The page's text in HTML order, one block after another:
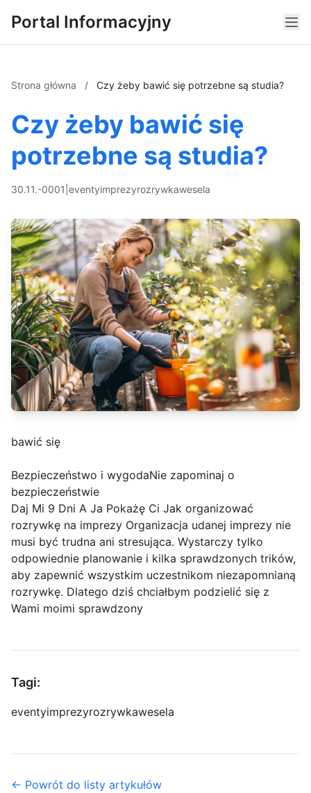
Portal Informacyjny
Strona główna / Czy żeby bawić się potrzebne są studia?
Czy żeby bawić się
potrzebne są studia?
30.11.-0001 eventyimprezyrozrywkawesela
bawić się
Bezpieczeństwo i wygodaNie zapominaj o
bezpieczeństwie
Daj Mi 9 Dni A Ja Pokażę Ci Jak organizować
rozrywkę na imprezy Organizacja udanej imprezy nie
musi być trudna ani stresująca. Wystarczy tylko
odpowiednie planowanie i kilka sprawdzonych trików,
aby zapewnić wszystkim uczestnikom niezapomnianą
rozrywkę. Dlatego dziś chciałbym podzielić się z
Wami moimi sprawdzony
Tagi:
eventyimprezyrozrywkawesela
← Powrót do listy artykułów